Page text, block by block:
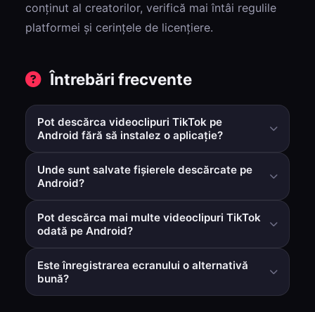
conținut al creatorilor, verifică mai întâi regulile
platformei și cerințele de licențiere.
Întrebări frecvente
Pot descărca videoclipuri TikTok pe
Android fără să instalez o aplicație?
Da. Un flux de lucru bazat pe browser îți permite să
lipești un link TikTok și să descarci direct, fără a adăuga
o altă aplicație.
Unde sunt salvate fișierele descărcate pe
Android?
De obicei în folderul Descărcări, apoi vizibile în Galerie
sau Fotografii, în funcție de dispozitiv.
Pot descărca mai multe videoclipuri TikTok
odată pe Android?
Da, în modurile multi-link acceptate poți procesa mai
multe linkuri și primi un fișier ZIP.
Este înregistrarea ecranului o alternativă
bună?